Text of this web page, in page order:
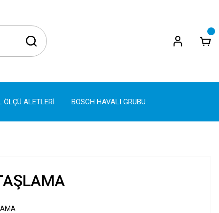
ÖLÇÜ ALETLERİ BOSCH HAVALI GRUBU